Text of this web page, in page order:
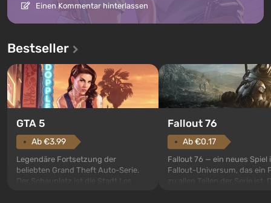
Einen Kommentar hinterlassen
Bestseller
GTA 5
Ab €3.99
Legendäre Fortsetzung der
beliebten Grand Theft Auto-Serie.
Der Schauplatz ist die Stadt Los
Fallout 76
Ab €0.17
Fallout 76 — ein neues Spiel
Fallout-Universum, das ein
zu allen Teilen der Serie ist.